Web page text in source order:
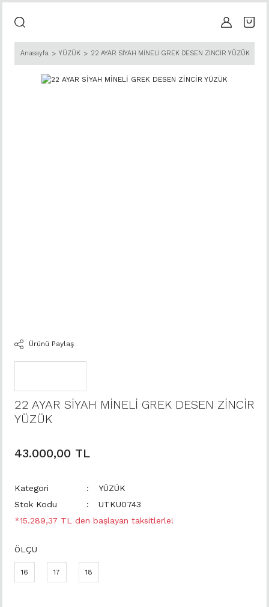
Anasayfa YÜZÜK 22 AYAR SİYAH MİNELİ GREK DESEN ZİNCİR YÜZÜK
Ürünü Paylaş
22 AYAR SİYAH MİNELİ GREK DESEN ZİNCİR
YÜZÜK
43.000,00 TL
Kategori
YÜZÜK
Stok Kodu
UTKU0743
*15.289,37 TL den başlayan taksitlerle!
ÖLÇÜ
16 17 18